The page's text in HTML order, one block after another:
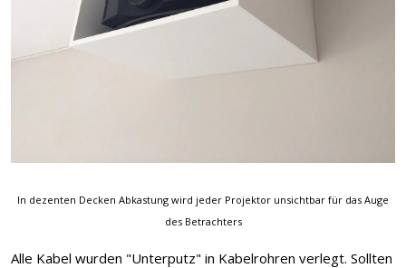
In dezenten Decken Abkastung wird jeder Projektor unsichtbar für das Auge
des Betrachters
Alle Kabel wurden "Unterputz" in Kabelrohren verlegt. Sollten